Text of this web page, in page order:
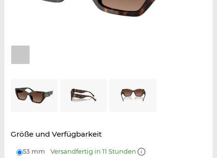
Größe und Verfügbarkeit
53 mm Versandfertig in 11 Stunden